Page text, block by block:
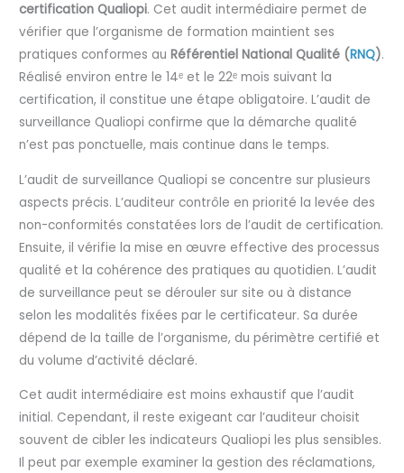
certification Qualiopi. Cet audit intermédiaire permet de
vérifier que l’organisme de formation maintient ses
pratiques conformes auRéférentiel National Qualité (RNQ).
Réalisé environ entre le 14ᵉ et le 22ᵉ mois suivant la
certification, il constitue une étape obligatoire. L’audit de
surveillance Qualiopi confirme que la démarche qualité
n’est pas ponctuelle, mais continue dans le temps.
L’audit de surveillance Qualiopi se concentre sur plusieurs
aspects précis. L’auditeur contrôle en priorité la levée des
non-conformités constatées lors de l’audit de certification.
Ensuite, il vérifie la mise en œuvre effective des processus
qualité et la cohérence des pratiques au quotidien. L’audit
de surveillance peut se dérouler sur site ou à distance
selon les modalités fixées par le certificateur. Sa durée
dépend de la taille de l’organisme, du périmètre certifié et
du volume d’activité déclaré.
Cet audit intermédiaire est moins exhaustif que l’audit
initial. Cependant, il reste exigeant car l’auditeur choisit
souvent de cibler les indicateurs Qualiopi les plus sensibles.
Il peut par exemple examiner la gestion des réclamations,